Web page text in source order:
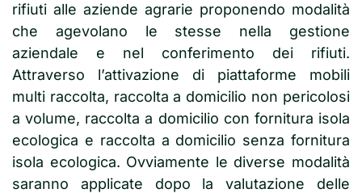
rifiuti alle aziende agrarie proponendo modalità
che agevolano le stesse nella gestione
aziendale e nel conferimento dei rifiuti.
Attraverso l’attivazione di piattaforme mobili
multi raccolta, raccolta a domicilio non pericolosi
a volume, raccolta a domicilio con fornitura isola
ecologica e raccolta a domicilio senza fornitura
isola ecologica. Ovviamente le diverse modalità
saranno applicate dopo la valutazione delle